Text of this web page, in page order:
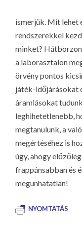
ismerjük. Mit lehet
rendszerekkel
minket?
a laborasztalon
örvény pontos
játék-időjárásokat
áramlásokat
leghihetetlenebb,
megtanulunk, a
megértéséhez is
úgy, ahogy
frappánsabban és
megunhatatlan!
NYOMTATÁS